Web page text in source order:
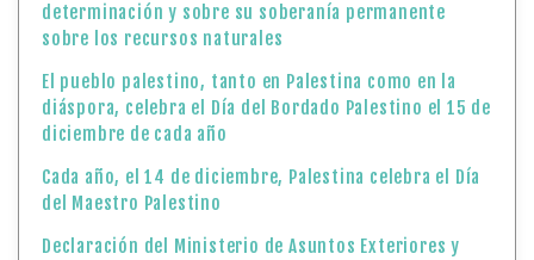
determinación y sobre su soberanía permanente
sobre los recursos naturales
El pueblo palestino, tanto en Palestina como en la
diáspora, celebra el Día del Bordado Palestino el 15 de
diciembre de cada año
Cada año, el 14 de diciembre, Palestina celebra el Día
del Maestro Palestino
Declaración del Ministerio de Asuntos Exteriores y